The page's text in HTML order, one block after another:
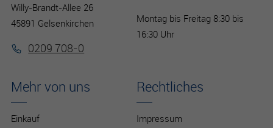
Mehr von uns
Einkauf
Rechtliches
Impressum
Montag bis Freitag 8:30 bis
16:30 Uhr
Willy-Brandt-Allee 26
45891 Gelsenkirchen
0209 708-0